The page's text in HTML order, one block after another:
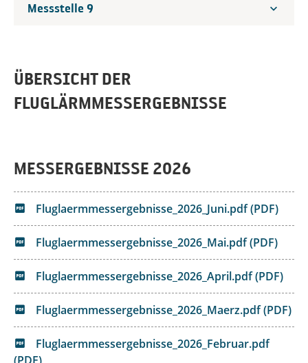
Messstelle 9
ÜBERSICHT DER
FLUGLÄRMMESSERGEBNISSE
MESSERGEBNISSE 2026
Fluglaermmessergebnisse_2026_Juni.pdf (PDF)
Fluglaermmessergebnisse_2026_Mai.pdf (PDF)
Fluglaermmessergebnisse_2026_April.pdf (PDF)
Fluglaermmessergebnisse_2026_Maerz.pdf (PDF)
Fluglaermmessergebnisse_2026_Februar.pdf